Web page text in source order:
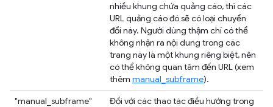
nhiều khung chứa quảng cáo, thì các
URL quảng cáo đó sẽ có loại chuyển
đổi này. Người dùng thậm chí có thể
không nhận ra nội dung trong các
trang này là một khung riêng biệt, nên
có thể không quan tâm đến URL (xem
thêm manual_subframe).
"manual_subframe"
Đối với các thao tác điều hướng trong